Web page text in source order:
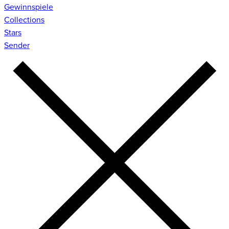
Gewinnspiele
Collections
Stars
Sender